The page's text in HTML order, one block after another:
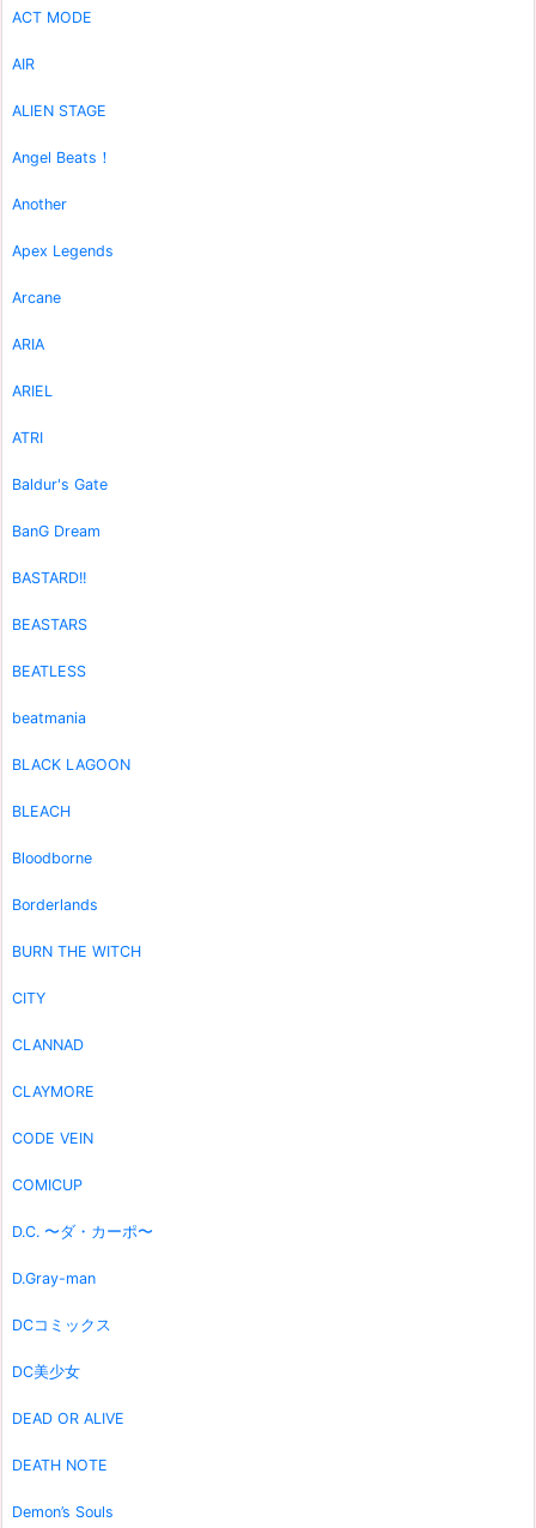
ACT MODE
AIR
ALIEN STAGE
Angel Beats！
Another
Apex Legends
Arcane
ARIA
ARIEL
ATRI
Baldur's Gate
BanG Dream
BASTARD!!
BEASTARS
BEATLESS
beatmania
BLACK LAGOON
BLEACH
Bloodborne
Borderlands
BURN THE WITCH
CITY
CLANNAD
CLAYMORE
CODE VEIN
COMICUP
D.C. 〜ダ・カーポ〜
D.Gray-man
DCコミックス
DC美少女
DEAD OR ALIVE
DEATH NOTE
Demon’s Souls